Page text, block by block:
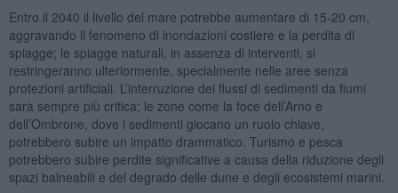
Entro il 2040 il livello del mare potrebbe aumentare di 15-20 cm,
aggravando il fenomeno di inondazioni costiere e la perdita di
spiagge; le spiagge naturali, in assenza di interventi, si
restringeranno ulteriormente, specialmente nelle aree senza
protezioni artificiali. L’interruzione dei flussi di sedimenti da fiumi
sarà sempre più critica; le zone come la foce dell’Arno e
dell’Ombrone, dove i sedimenti giocano un ruolo chiave,
potrebbero subire un impatto drammatico. Turismo e pesca
potrebbero subire perdite significative a causa della riduzione degli
spazi balneabili e del degrado delle dune e degli ecosistemi marini.